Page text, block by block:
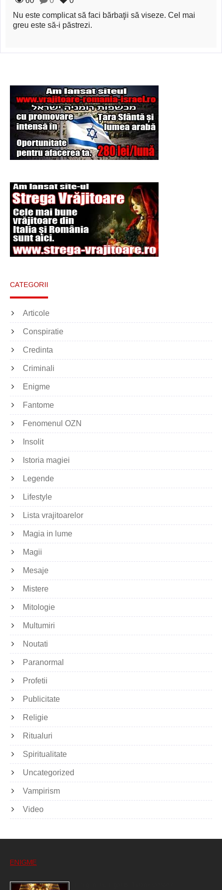
Şi-a vândut soţia
pentru un ritual de
Nu este complicat să faci bărbaţii să viseze. Cel mai
greu este să-i păstrezi.
CATEGORII
Articole
Conspiratie
Credinta
Criminali
Enigme
Fantome
Fenomenul OZN
Insolit
Istoria magiei
Legende
Lifestyle
Lista vrajitoarelor
Magia in lume
Magii
Mesaje
Mistere
Mitologie
Multumiri
Noutati
Paranormal
Profetii
Publicitate
Religie
Ritualuri
Spiritualitate
Uncategorized
Vampirism
Video
ENIGME